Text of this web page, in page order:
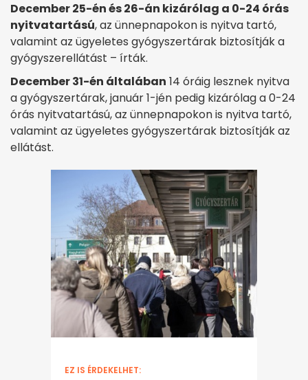
December 25-én és 26-án kizárólag a 0-24 órás
nyitvatartású, az ünnepnapokon is nyitva tartó,
valamint az ügyeletes gyógyszertárak biztosítják a
gyógyszerellátást – írták.
December 31-én általában 14 óráig lesznek nyitva
a gyógyszertárak, január 1-jén pedig kizárólag a 0-24
órás nyitvatartású, az ünnepnapokon is nyitva tartó,
valamint az ügyeletes gyógyszertárak biztosítják az
ellátást.
EZ IS ÉRDEKELHET: